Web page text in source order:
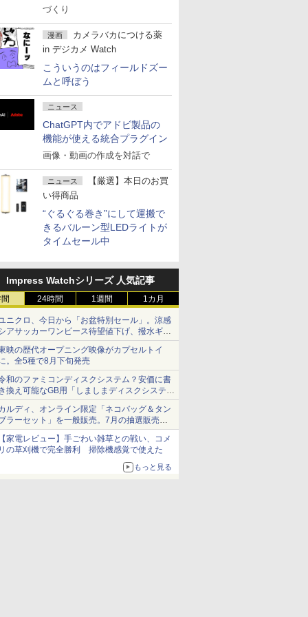
づくり
漫画
カメラバカにつける薬
in デジカメ Watch
こういうのはフィールドズー
ムと呼ぼう
ニュース
ChatGPT内でアドビ製品の
機能が使える統合プラグイン
画像・動画の作成を対話で
ニュース
【厳選】本日のお買
い得商品
“ぐるぐる巻き”にして運搬で
きるバルーン型LEDライトが
タイムセール中
Impress Watchシリーズ 人気記事
24時間 1週間 1カ月
ニクロ、今日から「お盆特別セール」。涼感
アサッカーワンピース待望値下げ、撥水ギア
ョーツは1990円に
映の歴代オープニング映像がカプセルトイ
。全5種で8月下旬発売
和のファミコンディスクシステム？安価に書
換え可能なGB用「しましまディスクシステ
」
ルディ、オンライン限定「ネコバッグ＆タン
ラーセット」を一般販売。7月の抽選販売の
選無効分
家電レビュー】手ごわい雑草との戦い、コメ
の草刈機で完全勝利 掃除機感覚で使えた
もっと見る